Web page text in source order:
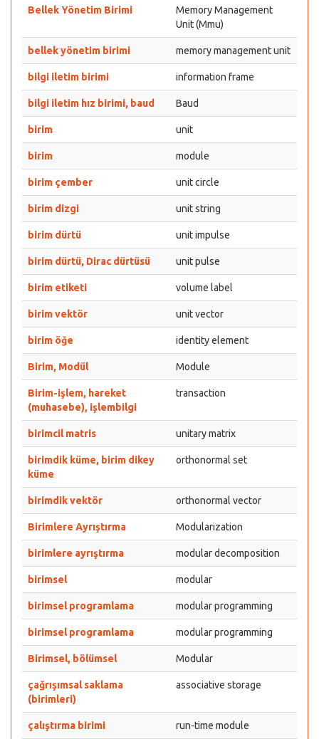
Bellek Yönetim Birimi
Memory Management
Unit (Mmu)
bellek yönetim birimi memory management unit
bilgi iletim birimi information frame
bilgi iletim hız birimi, baud Baud
birim unit
birim module
birim çember unit circle
birim dizgi unit string
birim dürtü unit impulse
birim dürtü, Dirac dürtüsü unit pulse
birim etiketi volume label
birim vektör unit vector
birim öğe identity element
Birim, Modül Module
Birim-işlem, hareket
(muhasebe), işlembilgi
transaction
birimcil matris unitary matrix
birimdik küme, birim dikey
küme
orthonormal set
birimdik vektör orthonormal vector
Birimlere Ayrıştırma Modularization
birimlere ayrıştırma modular decomposition
birimsel modular
birimsel programlama modular programming
birimsel programlama modular programming
Birimsel, bölümsel Modular
çağrışımsal saklama
(birimleri)
associative storage
çalıştırma birimi run-time module